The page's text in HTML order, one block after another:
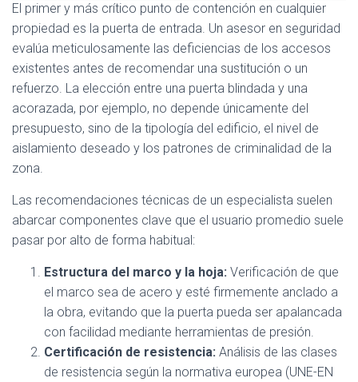
El primer y más crítico punto de contención en cualquier
propiedad es la puerta de entrada. Un asesor en seguridad
evalúa meticulosamente las deficiencias de los accesos
existentes antes de recomendar una sustitución o un
refuerzo. La elección entre una puerta blindada y una
acorazada, por ejemplo, no depende únicamente del
presupuesto, sino de la tipología del edificio, el nivel de
aislamiento deseado y los patrones de criminalidad de la
zona.
Las recomendaciones técnicas de un especialista suelen
abarcar componentes clave que el usuario promedio suele
pasar por alto de forma habitual:
Estructura del marco y la hoja: Verificación de que
el marco sea de acero y esté firmemente anclado a
la obra, evitando que la puerta pueda ser apalancada
con facilidad mediante herramientas de presión.
Certificación de resistencia: Análisis de las clases
de resistencia según la normativa europea (UNE-EN